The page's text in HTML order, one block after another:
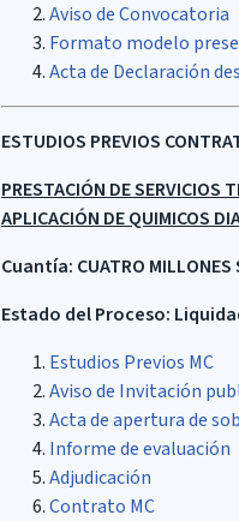
Aviso de Convocatoria
Formato modelo
Acta de Declaración
ESTUDIOS PREVIOS
PRESTACIÓN DE SERVICIOS
APLICACIÓN DE QUIMICOS
Cuantía: CUATRO
Estado del Proceso:
Estudios Previos MC
Aviso de Invitación
Acta de apertura de
Informe de evaluación
Adjudicación
Contrato MC